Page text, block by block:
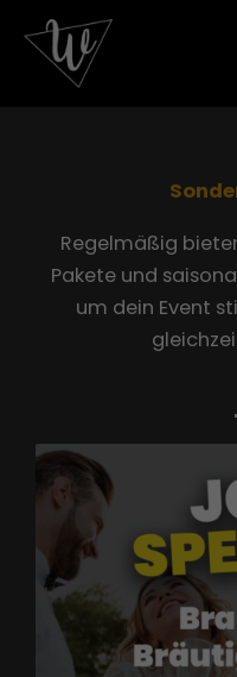
Inhalt
springen
Regelmäßig
Pakete und
um dein Event